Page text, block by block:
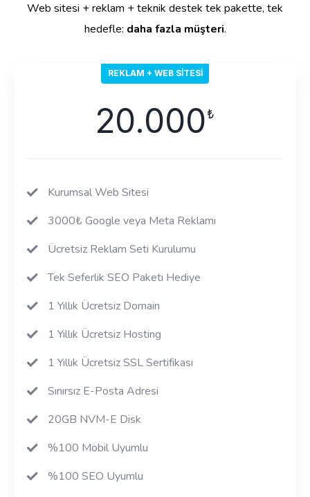
Web sitesi + reklam + teknik destek tek pakette, tek
hedefle: daha fazla müşteri.
REKLAM + WEB SITESI
20.000₺
Kurumsal Web Sitesi
3000₺ Google veya Meta Reklamı
Ücretsiz Reklam Seti Kurulumu
Tek Seferlik SEO Paketi Hediye
1 Yıllık Ücretsiz Domain
1 Yıllık Ücretsiz Hosting
1 Yıllık Ücretsiz SSL Sertifikası
Sınırsız E-Posta Adresi
20GB NVM-E Disk
%100 Mobil Uyumlu
%100 SEO Uyumlu